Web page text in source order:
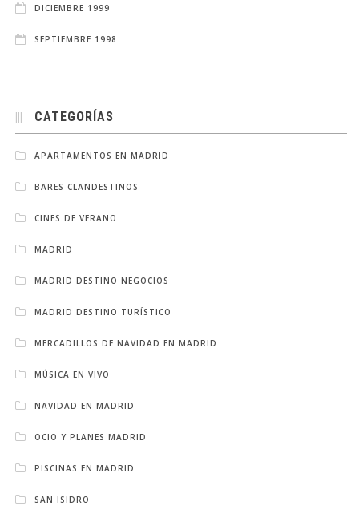
DICIEMBRE 1999
SEPTIEMBRE 1998
CATEGORÍAS
APARTAMENTOS EN MADRID
BARES CLANDESTINOS
CINES DE VERANO
MADRID
MADRID DESTINO NEGOCIOS
MADRID DESTINO TURÍSTICO
MERCADILLOS DE NAVIDAD EN MADRID
MÚSICA EN VIVO
NAVIDAD EN MADRID
OCIO Y PLANES MADRID
PISCINAS EN MADRID
SAN ISIDRO